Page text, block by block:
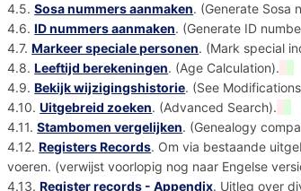
4.5.Sosa nummers aanmaken. (Generate Sosa
4.6.ID nummers aanmaken. (Generate ID
4.7.Markeer speciale personen. (Mark special
4.8.Leeftijd berekeningen. (Age Calculation).
4.9.Bekijk wijzigingshistorie. (See
4.10.Uitgebreid zoeken. (Advanced Search).
4.11.Stambomen vergelijken. (Genealogy
4.12.Registers Records. Om via bestaande
voeren. (verwijst voorlopig nog naar Engelse
4.13.Register records - Appendix. Uitleg over